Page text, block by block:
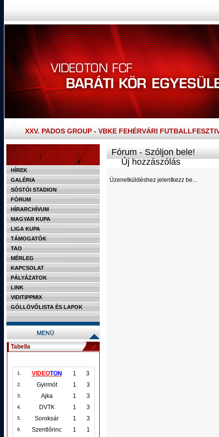
XXV. PADOS GROUP - VBKE FEHÉRVÁRI
HÍREK
GALÉRIA
SÓSTÓI STADION
FÓRUM
HÍRARCHÍVUM
MAGYAR KUPA
LIGA KUPA
TÁMOGATÓK
TAO
MÉRLEG
KAPCSOLAT
PÁLYÁZATOK
LINK
VIDITIPPMIX
GÓLLÖVŐLISTA ÉS LAPOK
Tabella
1. VIDEOTON 1 3
2. Gyirmót 1 3
3. Ajka 1 3
4. DVTK 1 3
5. Soroksár 1 3
6. Szentlőrinc 1 1
Fórum - Szóljon bele!
Új hozzászólás
Üzenetküldéshez jelentkezz be...